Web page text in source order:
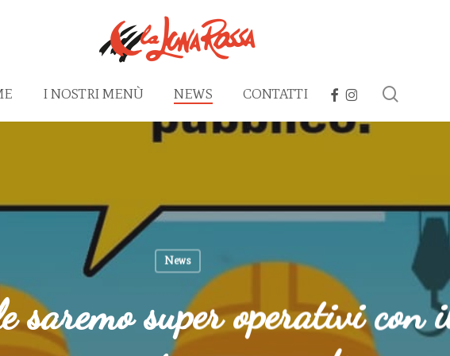
I NOSTRI MENÙ NEWS CONTATTI FACEBOOK
INSTAGRAM
News
super operativi con